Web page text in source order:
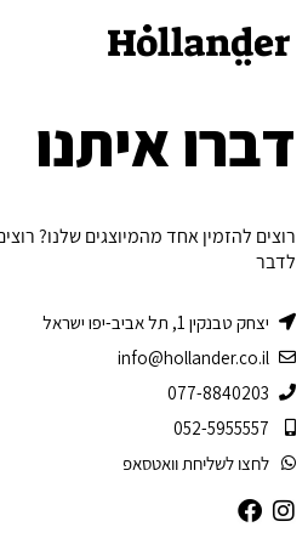
דברו איתנו
רוצים להזמין אחד מהמיוצגים שלנו?
לדבר
יצחק טבנקין 1, תל אביב-יפו ישראל
info@hollander.co.il
077-8840203
052-5955557
לחצו לשליחת וואטסאפ